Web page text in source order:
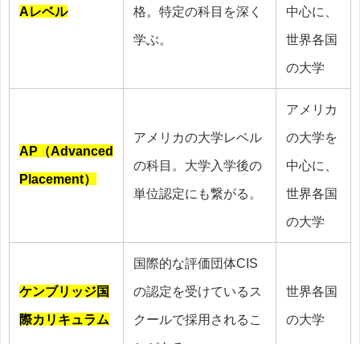
Aレベル 格。特定の科目を深く
学ぶ。
中心に、
世界各国
の大学
AP（Advanced
Placement）
アメリカの大学レベル
の科目。大学入学後の
単位認定にも繋がる。
アメリカ
の大学を
中心に、
世界各国
の大学
ケンブリッジ国
際カリキュラム
国際的な評価団体CIS
の認定を受けているス
クールで採用されるこ
世界各国
の大学